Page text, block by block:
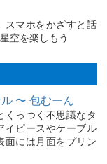
スマホをかざすと話
空を楽しもう
〜 包むーん
くっつく不思議なタ
イピースやケーブル
面には月面をプリン